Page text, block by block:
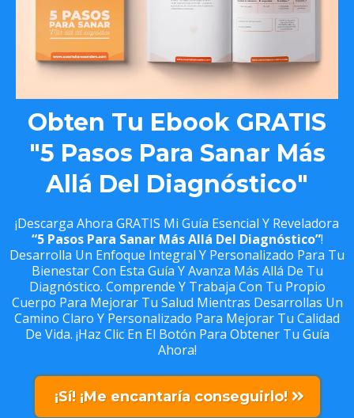
Obten Tu Ebook GRATIS
"5 Pasos Para Sanar Más
Allá Del Diagnóstico"
¡Descarga Ahora GRATIS Mi Guía Esencial Y Reveladora
“5 Pasos Para Sanar Más Allá Del Diagnóstico”!
Desarrolla Un Enfoque Integral Y Personalizado Para Tu
Bienestar Con Esta Guía Y Avanza Más Allá De Tu
Diagnóstico. Comprende Y Trabaja Con Tu Propio
Cuerpo Para Mejorar Tu Salud Mientras Desarrollas Un
Camino Claro Y Personalizado Para Mejorar Tu Calidad
De Vida. ¡Haz Clic En El Botón Para Obtener Tu Guía
Ahora!
¡Sí! ¡Me encantaría conseguirlo!